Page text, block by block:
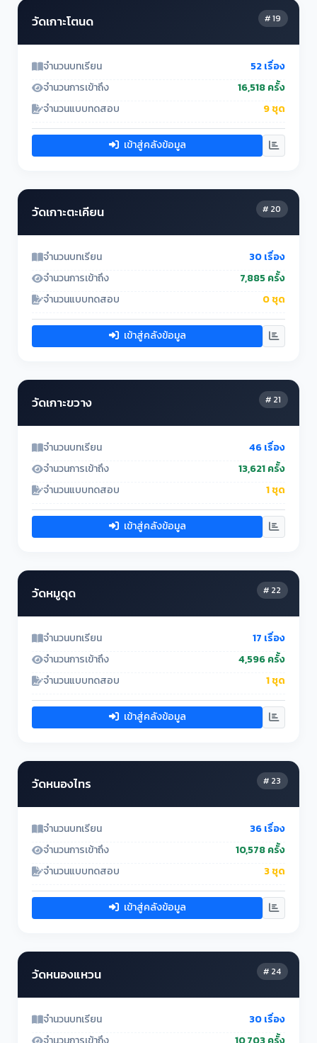
# 19
วัดเกาะโตนด
จำนวนบทเรียน
52 เรื่อง
จำนวนการเข้าถึง
16,518 ครั้ง
จำนวนแบบทดสอบ
9 ชุด
เข้าสู่คลังข้อมูล
# 20
วัดเกาะตะเคียน
จำนวนบทเรียน
30 เรื่อง
จำนวนการเข้าถึง
7,885 ครั้ง
จำนวนแบบทดสอบ
0 ชุด
เข้าสู่คลังข้อมูล
# 21
วัดเกาะขวาง
จำนวนบทเรียน
46 เรื่อง
จำนวนการเข้าถึง
13,621 ครั้ง
จำนวนแบบทดสอบ
1 ชุด
เข้าสู่คลังข้อมูล
# 22
วัดหมูดุด
จำนวนบทเรียน
17 เรื่อง
จำนวนการเข้าถึง
4,596 ครั้ง
จำนวนแบบทดสอบ
1 ชุด
เข้าสู่คลังข้อมูล
# 23
วัดหนองไทร
จำนวนบทเรียน
36 เรื่อง
จำนวนการเข้าถึง
10,578 ครั้ง
จำนวนแบบทดสอบ
3 ชุด
เข้าสู่คลังข้อมูล
# 24
วัดหนองแหวน
จำนวนบทเรียน
30 เรื่อง